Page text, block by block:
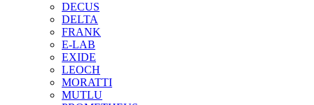
DECUS
DELTA
FRANK
E-LAB
EXIDE
LEOCH
MORATTI
MUTLU